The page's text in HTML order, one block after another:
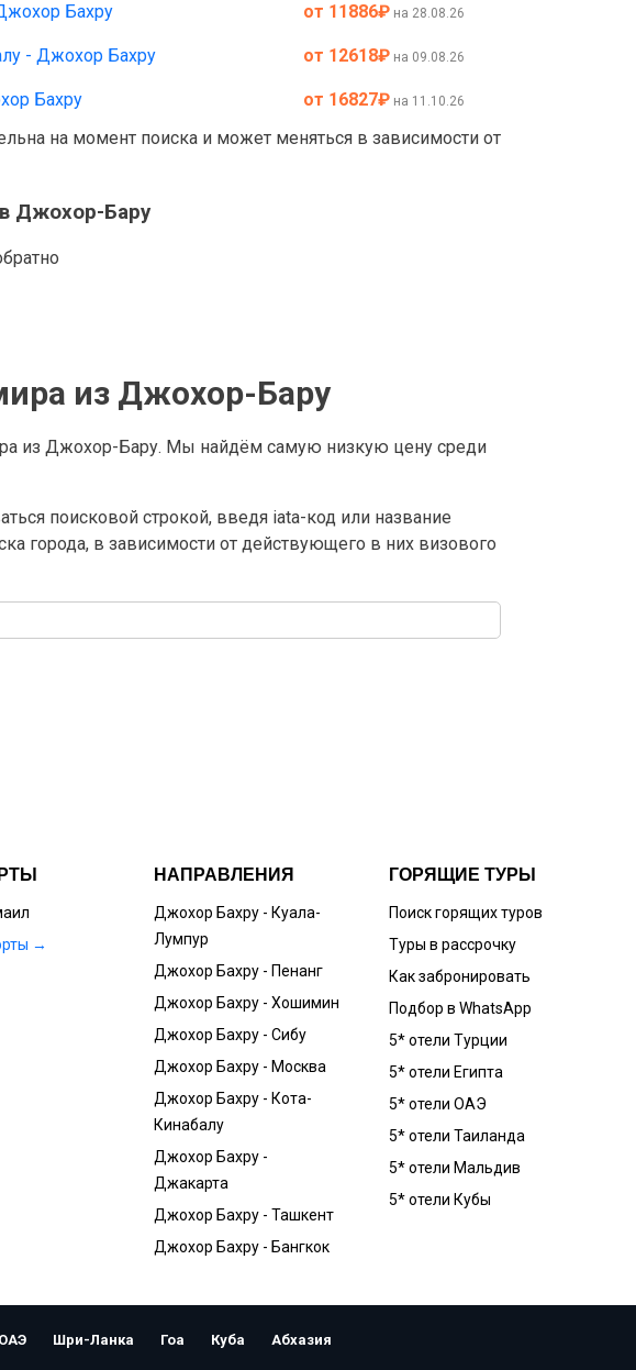
Бахру от 11886₽ на 28.08.26
- Джохор Бахру от 12618₽ на 09.08.26
Бахру от 16827₽ на 11.10.26
на момент поиска и может меняться в зависимости от
Джохор-Бару
из Джохор-Бару
из Джохор-Бару. Мы найдём самую низкую цену среди
поисковой строкой, введя iata-код или название
города, в зависимости от действующего в них визового
→
НАПРАВЛЕНИЯ
Джохор Бахру - Куала-
Лумпур
Джохор Бахру - Пенанг
Джохор Бахру - Хошимин
Джохор Бахру - Сибу
Джохор Бахру - Москва
Джохор Бахру - Кота-
Кинабалу
Джохор Бахру -
Джакарта
Джохор Бахру - Ташкент
Джохор Бахру - Бангкок
ГОРЯЩИЕ ТУРЫ
Поиск горящих туров
Туры в рассрочку
Как забронировать
Подбор в WhatsApp
5* отели Турции
5* отели Египта
5* отели ОАЭ
5* отели Таиланда
5* отели Мальдив
5* отели Кубы
ОАЭ Шри-Ланка Гоа Куба Абхазия